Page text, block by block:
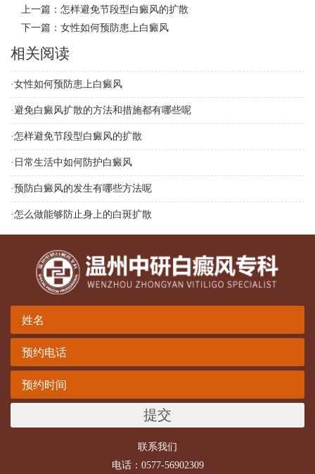
上一篇： 怎样避免节段型白癜风的扩散
下一篇： 女性如何预防患上白癜风
相关阅读
·女性如何预防患上白癜风
·避免白癜风扩散的方法和措施都有哪些呢
·怎样避免节段型白癜风的扩散
· 日常生活中如何防护白癜风
·预防白癜风的发生有哪些方法呢
·怎么做能够防止身上的白斑扩散
提交
联系我们
电话：0577-56902309